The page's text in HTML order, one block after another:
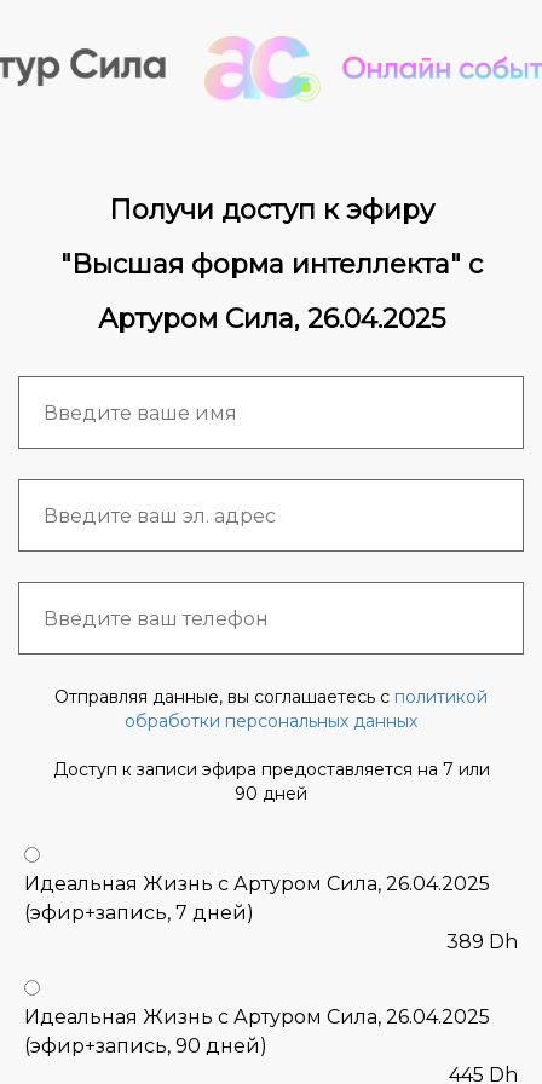
Получи доступ к эфиру
"Высшая форма интеллекта" с
Артуром Сила, 26.04.2025
Отправляя данные, вы соглашаетесь с политикой
обработки персональных данных
Доступ к записи эфира предоставляется на 7 или
90 дней
Идеальная Жизнь с Артуром Сила, 26.04.2025
(эфир+запись, 7 дней)
389 Dh
Идеальная Жизнь с Артуром Сила, 26.04.2025
(эфир+запись, 90 дней)
445 Dh